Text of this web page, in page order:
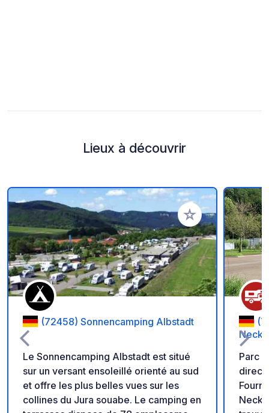
Lieux à découvrir
Ajouter à vos
(72458) Sonnencamping Albstadt
Le Sonnencamping Albstadt est situé
sur un versant ensoleillé orienté au sud
et offre les plus belles vues sur les
collines du Jura souabe. Le camping en
Parc